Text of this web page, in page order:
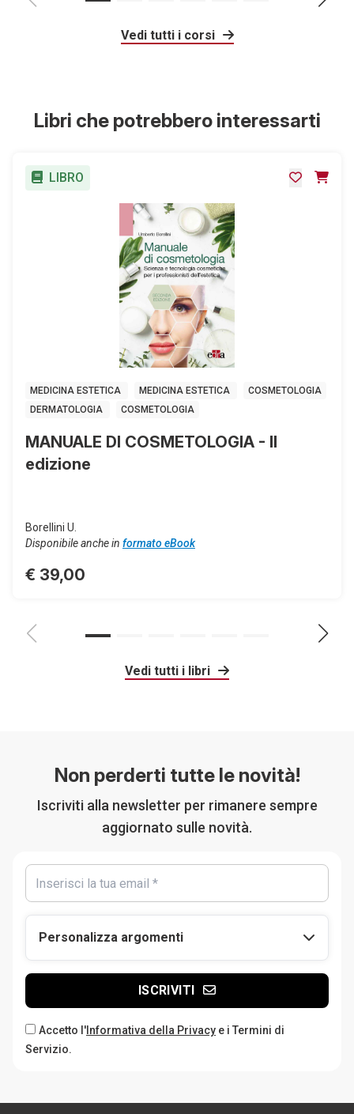
Vedi tutti i corsi
Libri che potrebbero interessarti
LIBRO
MEDICINA ESTETICA MEDICINA ESTETICA
COSMETOLOGIA
DERMATOLOGIA
COSMETOLOGIA
MANUALE DI COSMETOLOGIA - II
edizione
Borellini U.
Disponibile anche in formato eBook
€ 39,00
Vedi tutti i libri
Non perderti tutte le novità!
Iscriviti alla newsletter per rimanere sempre
aggiornato sulle novità.
Personalizza argomenti
ISCRIVITI
Accetto l' Informativa della Privacy e i Termini di
Servizio.